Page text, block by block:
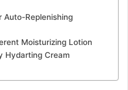
Auto-Replenishing
Moisturizing Lotion
Hydarting Cream